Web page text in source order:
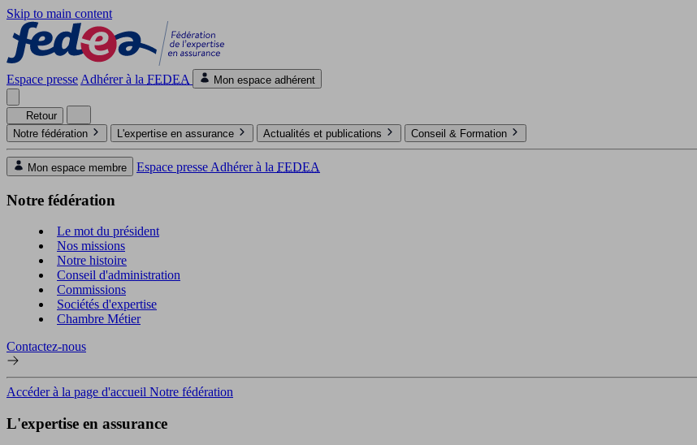
Skip to main content
Espace presse Adhérer à la FEDEA Mon espace adhérent
Retour
Notre fédération
L'expertise en assurance Actualités et publications Conseil & Formation
Mon espace membre Espace presse Adhérer à la FEDEA
Notre fédération
Le mot du président
Nos missions
Notre histoire
Conseil d'administration
Commissions
Sociétés d'expertise
Chambre Métier
Contactez-nous
Accéder à la page d'accueil Notre fédération
L'expertise en assurance